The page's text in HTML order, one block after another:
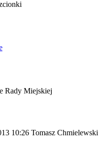
Rady Miejskiej
10:26 Tomasz Chmielewski